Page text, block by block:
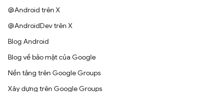
@Android trên X
@AndroidDev trên X
Blog Android
Blog về bảo mật của Google
Nền tảng trên Google Groups
Xây dựng trên Google Groups